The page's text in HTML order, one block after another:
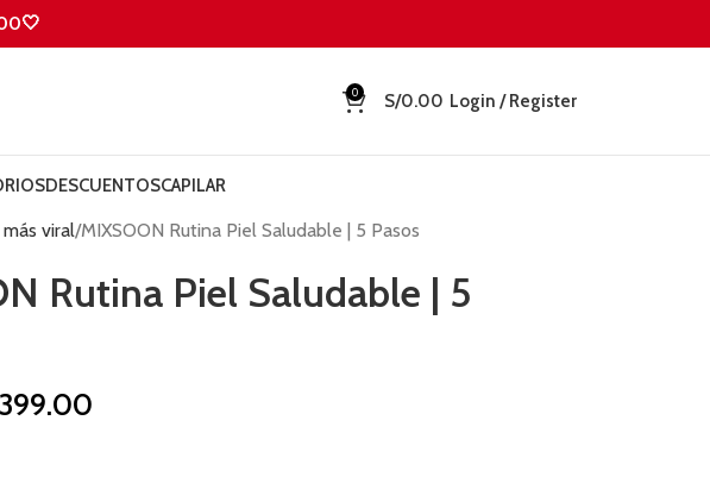
0 S/0.00 Login / Register
DESCUENTOSCAPILAR
viral MIXSOON Rutina Piel Saludable | 5 Pasos
Rutina Piel Saludable | 5